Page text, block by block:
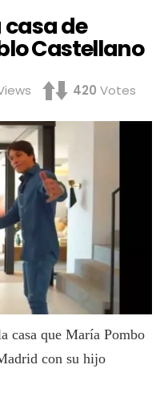
de
Castellano
420 Votes
casa que María Pombo
con su hijo